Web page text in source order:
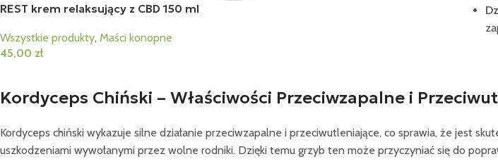
REST krem relaksujący z CBD 150 ml
Wszystkie produkty, Maści konopne
45,00 zł
Kordyceps Chiński – Właściwości Przeciwzapalne i
Kordyceps chiński wykazuje silne działanie przeciwzapalne i przeciwutleniające, co sprawia, że jest
uszkodzeniami wywołanymi przez wolne rodniki. Dzięki temu grzyb ten może przyczyniać się do